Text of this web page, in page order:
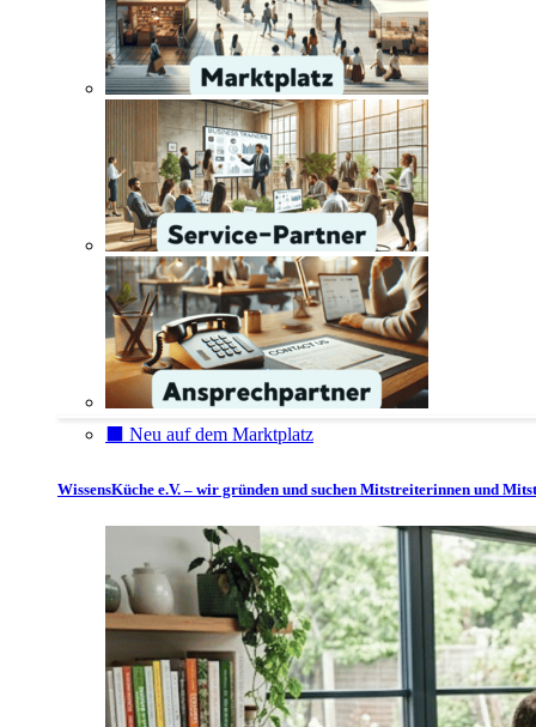
⬛️ Neu auf dem Marktplatz
WissensKüche e.V. – wir gründen und suchen Mitstreiterinnen und